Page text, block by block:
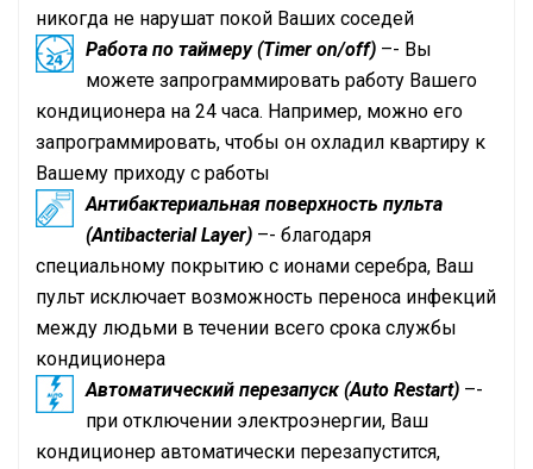
никогда не нарушат покой Ваших соседей
Работа по таймеру (Timer on/off) –- Вы
можете запрограммировать работу Вашего
кондиционера на 24 часа. Например, можно его
запрограммировать, чтобы он охладил квартиру к
Вашему приходу с работы
Антибактериальная поверхность пульта
(Antibacterial Layer) –- благодаря
специальному покрытию с ионами серебра, Ваш
пульт исключает возможность переноса инфекций
между людьми в течении всего срока службы
кондиционера
Автоматический перезапуск (Auto Restart) –-
при отключении электроэнергии, Ваш
кондиционер автоматически перезапустится,